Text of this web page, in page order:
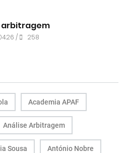
arbitragem
/ 258
Academia APAF
Análise Arbitragem
Sousa António Nobre